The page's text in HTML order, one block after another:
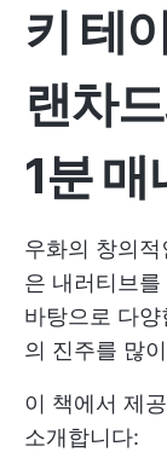
키 테
랜차
1분 매
우화의 창의
은 내러티브
바탕으로 다
의 진주를 많
이 책에서 제
소개합니다: